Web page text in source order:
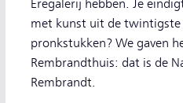
Eregalerij hebben. Je
met kunst uit de twintigste
pronkstukken? We gaven
Rembrandthuis: dat is de
Rembrandt.